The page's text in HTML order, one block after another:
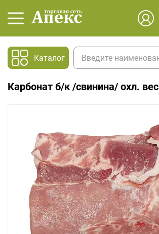
Каталог
Карбонат б/к /свинина/ охл. вес